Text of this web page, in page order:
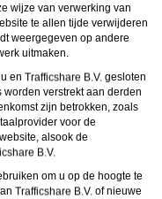
wijze van verwerking van
te allen tijde verwijderen
weergegeven op andere
uitmaken.
en
gesloten
verstrekt aan derden
zijn betrokken, zoals
voor de
alsook de
om u op de hoogte te
of nieuwe